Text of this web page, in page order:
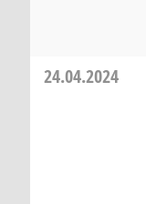
24.04.2024